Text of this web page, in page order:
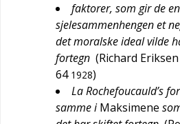
faktorer, som gir de
sjelesammenhengen et
det moralske ideal vilde
fortegn (Richard Eriksen
64 1928)
La Rochefoucauld’s
samme iMaksimene